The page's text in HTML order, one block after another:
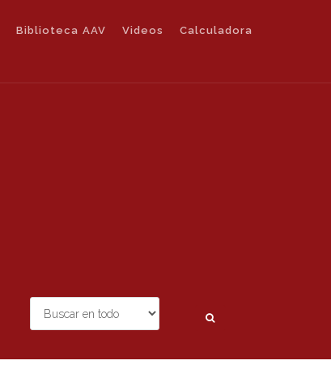
Biblioteca AAV Videos Calculadora